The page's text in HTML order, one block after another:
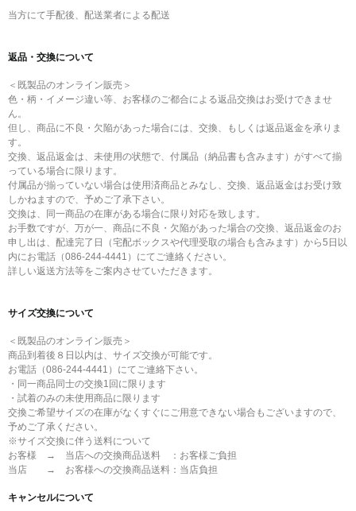
当方にて手配後、配送業者による配送
返品・交換について
＜既製品のオンライン販売＞
色・柄・イメージ違い等、お客様のご都合による返品交換はお受けできませ
ん。
但し、商品に不良・欠陥があった場合には、交換、もしくは返品返金を承りま
す。
交換、返品返金は、未使用の状態で、付属品（納品書も含みます）がすべて揃
っている場合に限ります。
付属品が揃っていない場合は使用済商品とみなし、交換、返品返金はお受け致
しかねますので、予めご了承下さい。
交換は、同一商品の在庫がある場合に限り対応を致します。
お手数ですが、万が一、商品に不良・欠陥があった場合の交換、返品返金のお
申し出は、配達完了日（宅配ボックスや代理受取の場合も含みます）から5日以
内にお電話（086-244-4441）にてご連絡ください。
詳しい返送方法等をご案内させていただきます。
サイズ交換について
＜既製品のオンライン販売＞
商品到着後８日以内は、サイズ交換が可能です。
お電話（086-244-4441）にてご連絡下さい。
・同一商品同士の交換1回に限ります
・試着のみの未使用商品に限ります
交換ご希望サイズの在庫がなくすぐにご用意できない場合もございますので、
予めご了承ください。
※サイズ交換に伴う送料について
お客様 → 当店への交換商品送料 ：お客様ご負担
当店 → お客様への交換商品送料：当店負担
キャンセルについて